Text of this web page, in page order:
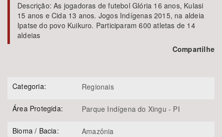
Área Protegida
BUSCAR
Descrição:As jogadoras de futebol Glória 16 anos, Kulasi
15 anos e Cida 13 anos. Jogos Indígenas 2015, na aldeia
Ipatse do povo Kuikuro. Participaram 600 atletas de 14
aldeias
Compartilhe
Categoria: Regionais
Área Protegida: Parque Indígena do Xingu - PI
Bioma / Bacia:
Amazônia